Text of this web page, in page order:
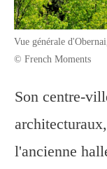
Vue générale
© French Moments
Son centre-
l'ancienne